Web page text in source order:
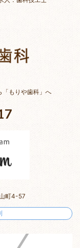
「もりや歯科」へ
町4-57